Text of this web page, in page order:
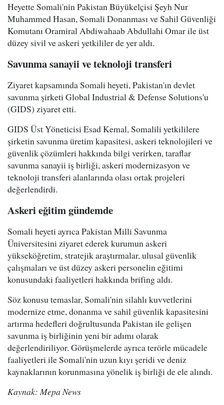
Heyette Somali'nin Pakistan Büyükelçisi Şeyh Nur
Muhammed Hasan, Somali Donanması ve Sahil Güvenliği
Komutanı Oramiral Abdiwahaab Abdullahi Omar ile üst
düzey sivil ve askeri yetkililer de yer aldı.
Savunma sanayii ve teknoloji transferi
Ziyaret kapsamında Somali heyeti, Pakistan'ın devlet
savunma şirketi Global Industrial & Defense Solutions'u
(GIDS) ziyaret etti.
GIDS Üst Yöneticisi Esad Kemal, Somalili yetkililere
şirketin savunma üretim kapasitesi, askeri teknolojileri ve
güvenlik çözümleri hakkında bilgi verirken, taraflar
savunma sanayii iş birliği, askeri modernizasyon ve
teknoloji transferi alanlarında olası ortak projeleri
değerlendirdi.
Askeri eğitim gündemde
Somali heyeti ayrıca Pakistan Milli Savunma
Üniversitesini ziyaret ederek kurumun askeri
yükseköğretim, stratejik araştırmalar, ulusal güvenlik
çalışmaları ve üst düzey askeri personelin eğitimi
konusundaki faaliyetleri hakkında brifing aldı.
Söz konusu temaslar, Somali'nin silahlı kuvvetlerini
modernize etme, donanma ve sahil güvenlik kapasitesini
artırma hedefleri doğrultusunda Pakistan ile gelişen
savunma iş birliğinin yeni bir adımı olarak
değerlendiriliyor. Görüşmelerde ayrıca terörle mücadele
faaliyetleri ile Somali'nin uzun kıyı şeridi ve deniz
kaynaklarının korunmasına yönelik iş birliği de ele alındı.
Kaynak: Mepa News